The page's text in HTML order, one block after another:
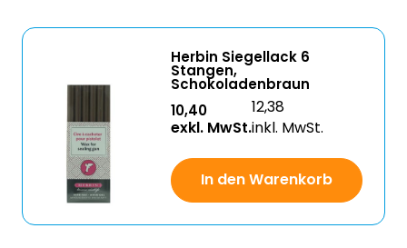
Herbin Siegellack 6
Stangen,
Schokoladenbraun
10,40
exkl. MwSt.
12,38
inkl. MwSt.
In den Warenkorb